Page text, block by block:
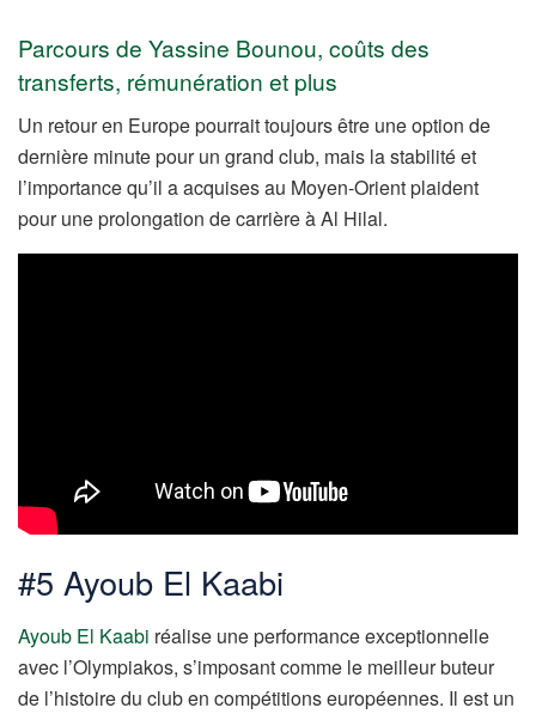
Parcours de Yassine Bounou, coûts des
transferts, rémunération et plus
Un retour en Europe pourrait toujours être une option de
dernière minute pour un grand club, mais la stabilité et
l’importance qu’il a acquises au Moyen-Orient plaident
pour une prolongation de carrière à Al Hilal.
#5 Ayoub El Kaabi
Ayoub El Kaabi réalise une performance exceptionnelle
avec l’Olympiakos, s’imposant comme le meilleur buteur
de l’histoire du club en compétitions européennes. Il est un